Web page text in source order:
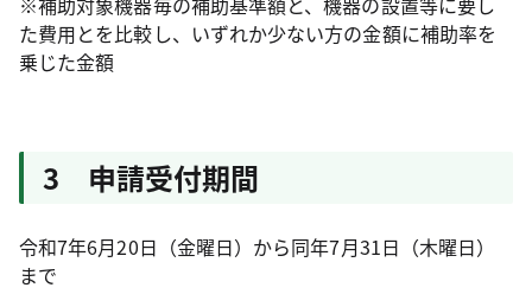
た費用とを比較し、いずれか少ない方の金額に補助率を
乗じた金額
3 申請受付期間
令和7年6月20日（金曜日）から同年7月31日（木曜日）
まで